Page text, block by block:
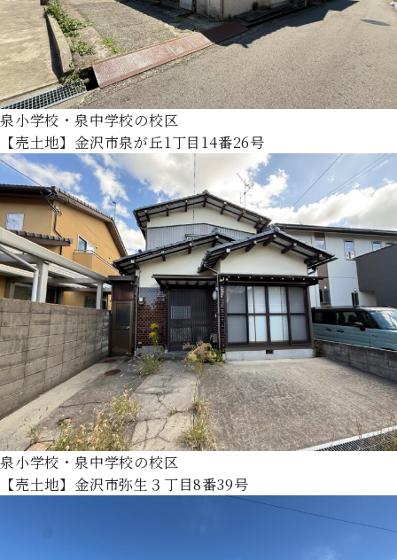
泉小学校・泉中学校の校区
【売土地】金沢市泉が丘1丁目14番26号
泉小学校・泉中学校の校区
【売土地】金沢市弥生３丁目8番39号